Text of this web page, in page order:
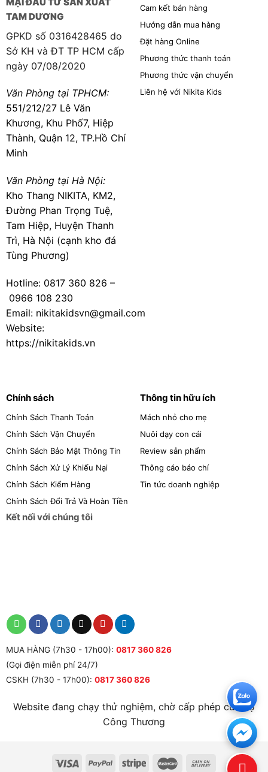
TAM DƯƠNG
GPKD số 0316428465 do
Sở KH và ĐT TP HCM cấp
ngày 07/08/2020
Văn Phòng tại TPHCM:
551/212/27 Lê Văn
Khương, Khu Phố7, Hiệp
Thành, Quận 12, TP.Hồ Chí
Minh
Văn Phòng tại Hà Nội:
Kho Thang NIKITA, KM2,
Đường Phan Trọng Tuệ,
Tam Hiệp, Huyện Thanh
Trì, Hà Nội (cạnh kho đá
Tùng Phương)
Hotline: 0817 360 826 –
0966 108 230
Email: nikitakidsvn@gmail.com
Website:
https://nikitakids.vn
Cam kết bán hàng
Hướng dẫn mua hàng
Đặt hàng Online
Phương thức thanh toán
Phương thức vận chuyển
Liên hệ với Nikita Kids
Chính sách
Chính Sách Thanh Toán
Chính Sách Vận Chuyển
Chính Sách Bảo Mật Thông Tin
Chính Sách Xử Lý Khiếu Nại
Chính Sách Kiểm Hàng
Chính Sách Đổi Trả Và Hoàn Tiền
Thông tin hữu ích
Mách nhỏ cho mẹ
Nuôi dạy con cái
Review sản phẩm
Thông cáo báo chí
Tin tức doanh nghiệp
Kết nối với chúng tôi
MUA HÀNG (7h30 - 17h00): 0817 360 826
(Gọi điện miễn phí 24/7)
CSKH (7h30 - 17h00): 0817 360 826
Website đang chạy thử nghiệm, chờ cấp phép của Bộ
Công Thương